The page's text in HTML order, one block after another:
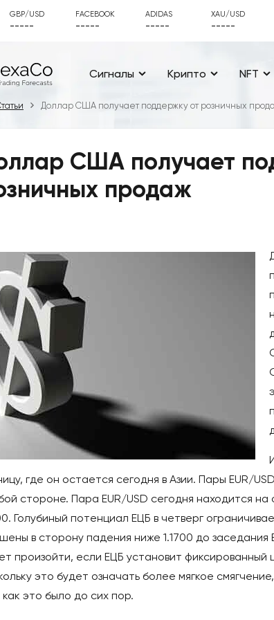
GBP/USD
-----
FACEBOOK
-----
ADIDAS
-----
XAU/USD
-----
Сигналы Крипто NFT
Доллар США получает поддержку от розничных
США получает
продаж
где он остается сегодня в Азии. Пары EUR/
стороне. Пара EUR/USD сегодня находится
Голубиный потенциал ЕЦБ в четверг
в сторону падения ниже 1.1700 до
произойти, если ЕЦБ установит фиксированный
это будет означать более мягкое
как это было до сих пор.